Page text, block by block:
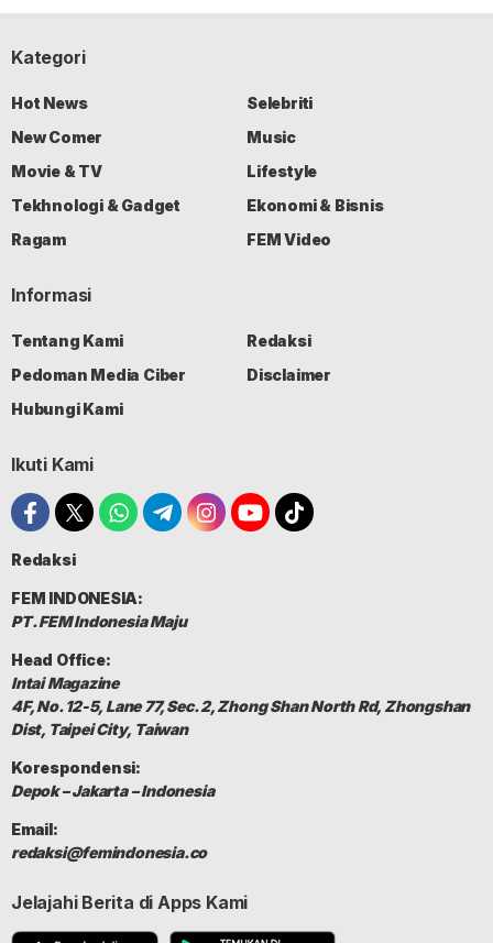
Kategori
Hot News
Selebriti
New Comer
Music
Movie & TV
Lifestyle
Tekhnologi & Gadget
Ekonomi & Bisnis
Ragam
FEM Video
Informasi
Tentang Kami
Redaksi
Pedoman Media Ciber
Disclaimer
Hubungi Kami
Ikuti Kami
Redaksi
FEM INDONESIA:
PT. FEM Indonesia Maju
Head Office:
Intai Magazine
4F, No. 12-5, Lane 77, Sec. 2, Zhong Shan North Rd, Zhongshan
Dist, Taipei City, Taiwan
Korespondensi:
Depok – Jakarta – Indonesia
Email:
redaksi@femindonesia.co
Jelajahi Berita di Apps Kami